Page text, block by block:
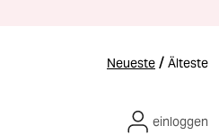
Neueste / Älteste
einloggen